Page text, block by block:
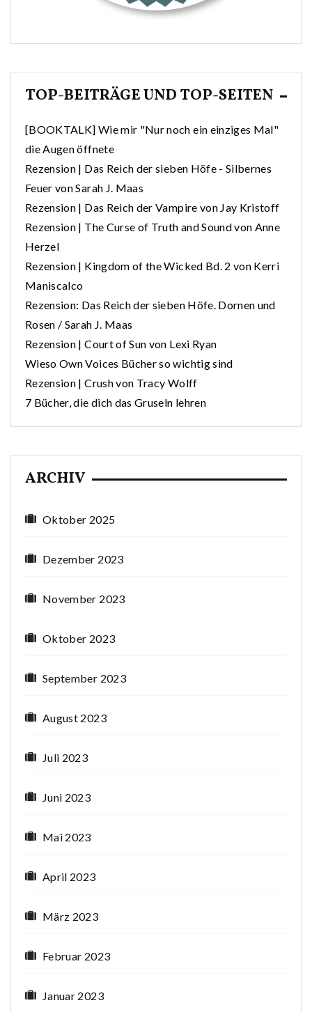
TOP-BEITRÄGE UND TOP-SEITEN
[BOOKTALK] Wie mir "Nur noch ein einziges Mal"
die Augen öffnete
Rezension | Das Reich der sieben Höfe - Silbernes
Feuer von Sarah J. Maas
Rezension | Das Reich der Vampire von Jay Kristoff
Rezension | The Curse of Truth and Sound von Anne
Herzel
Rezension | Kingdom of the Wicked Bd. 2 von Kerri
Maniscalco
Rezension: Das Reich der sieben Höfe. Dornen und
Rosen / Sarah J. Maas
Rezension | Court of Sun von Lexi Ryan
Wieso Own Voices Bücher so wichtig sind
Rezension | Crush von Tracy Wolff
7 Bücher, die dich das Gruseln lehren
ARCHIV
Oktober 2025
Dezember 2023
November 2023
Oktober 2023
September 2023
August 2023
Juli 2023
Juni 2023
Mai 2023
April 2023
März 2023
Februar 2023
Januar 2023